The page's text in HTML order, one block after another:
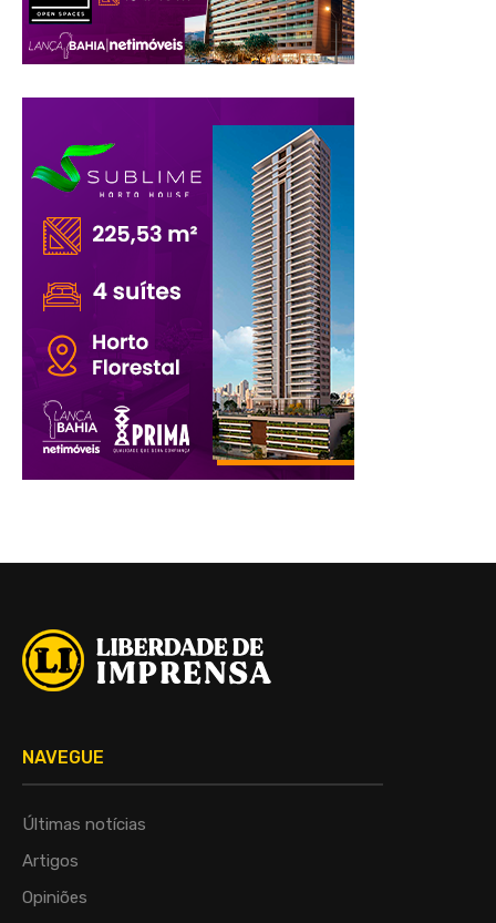
NAVEGUE
Últimas notícias
Artigos
Opiniões